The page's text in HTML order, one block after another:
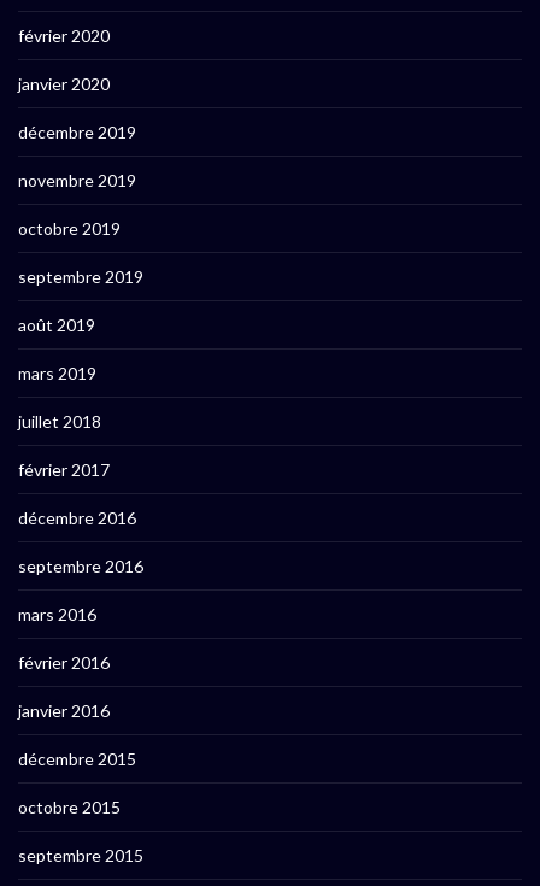
février 2020
janvier 2020
décembre 2019
novembre 2019
octobre 2019
septembre 2019
août 2019
mars 2019
juillet 2018
février 2017
décembre 2016
septembre 2016
mars 2016
février 2016
janvier 2016
décembre 2015
octobre 2015
septembre 2015